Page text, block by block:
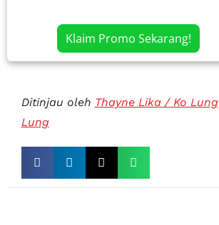
Klaim Promo Sekarang!
Ditinjau oleh Thayne Lika / Ko Lung
Lung